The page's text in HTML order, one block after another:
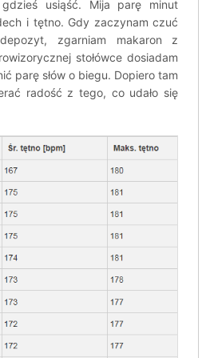
usiąść. Mija parę minut
i tętno. Gdy zaczynam czuć
zgarniam makaron z
stołówce dosiadam
parę słów o biegu. Dopiero tam
radość z tego, co udało się